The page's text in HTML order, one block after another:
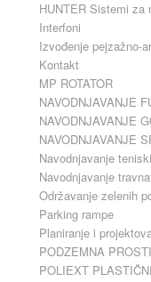
HUNTER Sistemi za
Interfoni
Izvođenje pejzažno-
Kontakt
MP ROTATOR
NAVODNJAVANJE
NAVODNJAVANJE
NAVODNJAVANJE
Navodnjavanje
Navodnjavanje
Održavanje zelenih
Parking rampe
Planiranje i
PODZEMNA
POLIEXT